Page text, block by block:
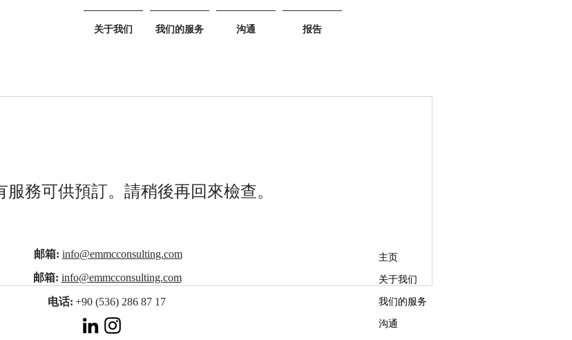
关于我们 我们的服务 沟通 报告
服務可供預訂。請稍後再回來檢查。
主页
关于我们
我们的服务
沟通
电话: +90 (536) 286 87 17
邮箱: info@emmcconsulting.com
邮箱: info@emmcconsulting.com